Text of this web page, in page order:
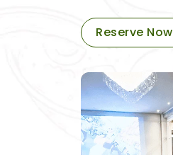
Reserve Now